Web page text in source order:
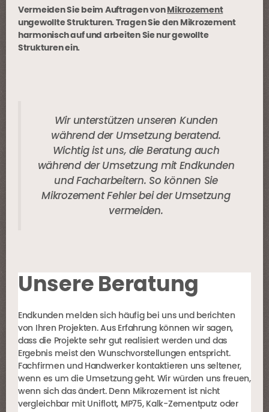
Vermeiden Sie beim Auftragen von Mikrozement
ungewollte Strukturen. Tragen Sie den Mikrozement
harmonisch auf und arbeiten Sie nur gewollte
Strukturen ein.
Wir unterstützen unseren Kunden
während der Umsetzung beratend.
Wichtig ist uns, die Beratung auch
während der Umsetzung mit Endkunden
und Facharbeitern. So können Sie
Mikrozement Fehler bei der Umsetzung
vermeiden.
Unsere Beratung
Endkunden melden sich häufig bei uns und berichten
von Ihren Projekten. Aus Erfahrung können wir sagen,
dass die Projekte sehr gut realisiert werden und das
Ergebnis meist den Wunschvorstellungen entspricht.
Fachfirmen und Handwerker kontaktieren uns seltener,
wenn es um die Umsetzung geht. Wir würden uns freuen,
wenn sich das ändert. Denn Mikrozement ist nicht
vergleichbar mit Uniflott, MP75, Kalk-Zementputz oder